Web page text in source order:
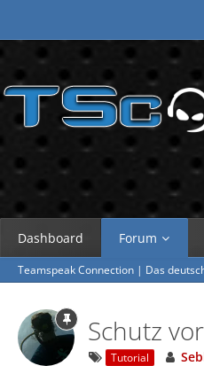
Dashboard Forum
Teamspeak Connection | Das
Schutz
Tutorial